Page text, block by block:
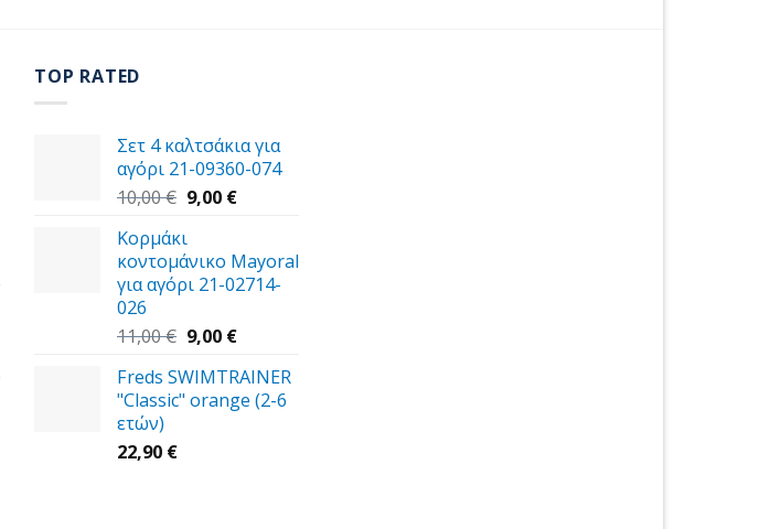
TOP RATED
Σετ 4 καλτσάκια για
αγόρι 21-09360-074
10,00€ Original
was:
10,00 €.
9,00 €Η
είναι:
9,00 €.
Κορμάκι
κοντομάνικο Mayoral
για αγόρι 21-02714-
026
11,00€ Original
was:
11,00 €.
9,00 €Η
τιμή
είναι:
Freds SWIMTRAINER
"Classic" orange (2-6
ετών)
22,90 €